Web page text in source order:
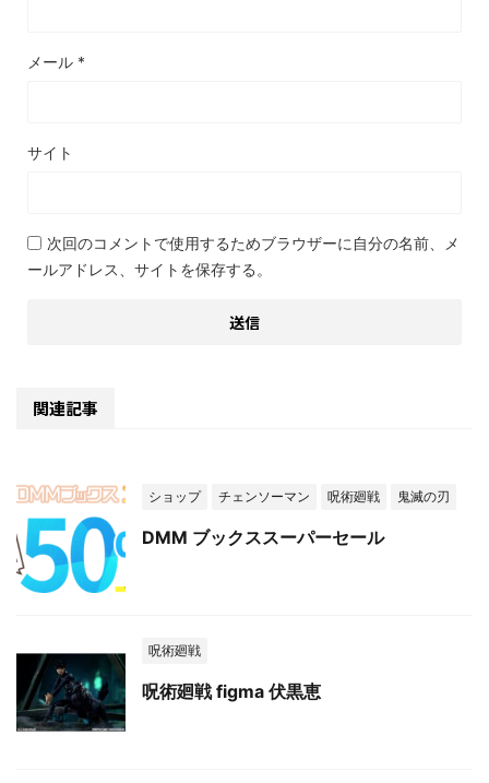
メール *
サイト
次回のコメントで使用するためブラウザーに自分の名前、メ
ールアドレス、サイトを保存する。
関連記事
ショップ チェンソーマン 呪術廻戦 鬼滅の刃
DMM ブックススーパーセール
呪術廻戦
呪術廻戦 figma 伏黒恵